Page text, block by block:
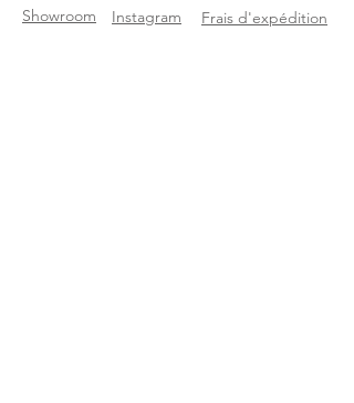
Showroom
Instagram
Frais d'expédition